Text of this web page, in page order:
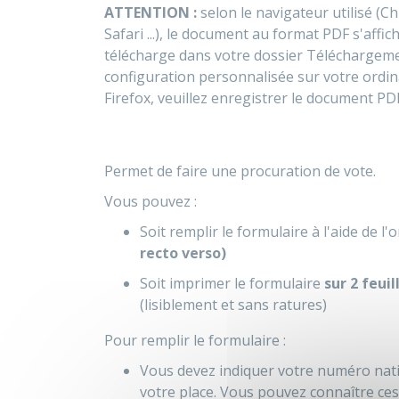
ATTENTION :selon le navigateur utilisé
Safari ...), le document au format PDF
télécharge dans votre dossier
configuration personnalisée sur votre
Firefox, veuillez enregistrer le document
Permet de faire une procuration de vote.
Vous pouvez :
Soit remplir le formulaire à l'aide de
recto verso)
Soit imprimer le formulaire sur 2
(lisiblement et sans ratures)
Pour remplir le formulaire :
Vous devez indiquer votre numéro
votre place. Vous pouvez connaître